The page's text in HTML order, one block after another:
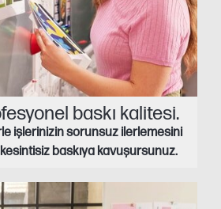
baskı kalitesi.
işlerinizin sorunsuz ilerlemesini
baskıya kavuşursunuz.